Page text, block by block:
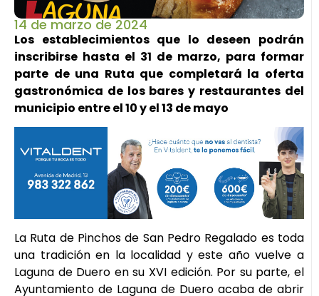
14 de marzo de 2024
Los establecimientos que lo deseen podrán
inscribirse hasta el 31 de marzo, para formar
parte de una Ruta que completará la oferta
gastronómica de los bares y restaurantes del
municipio entre el 10 y el 13 de mayo
La Ruta de Pinchos de San Pedro Regalado es toda
una tradición en la localidad y este año vuelve a
Laguna de Duero en su XVI edición. Por su parte, el
Ayuntamiento de Laguna de Duero acaba de abrir